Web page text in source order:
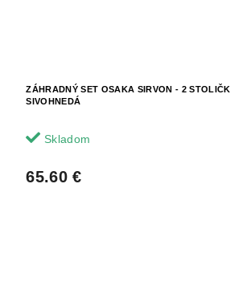
ZÁHRADNÝ SET OSAKA SIRVON - 2
SIVOHNEDÁ
Skladom
65.60 €